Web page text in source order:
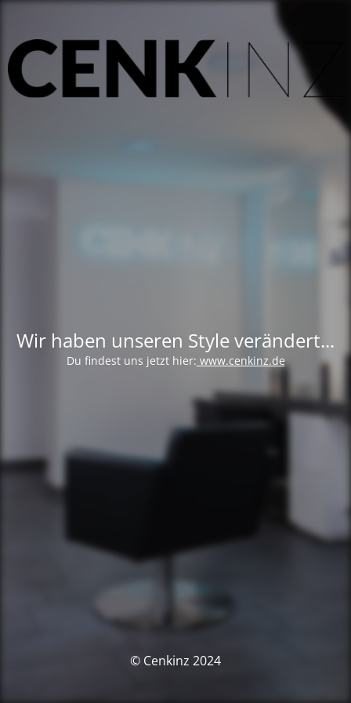
Wir haben unseren Style verändert...
Du findest uns jetzt hier: www.cenkinz.de
© Cenkinz 2024